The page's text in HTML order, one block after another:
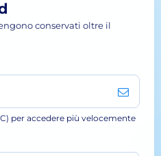
conservati oltre il
per accedere più velocemente